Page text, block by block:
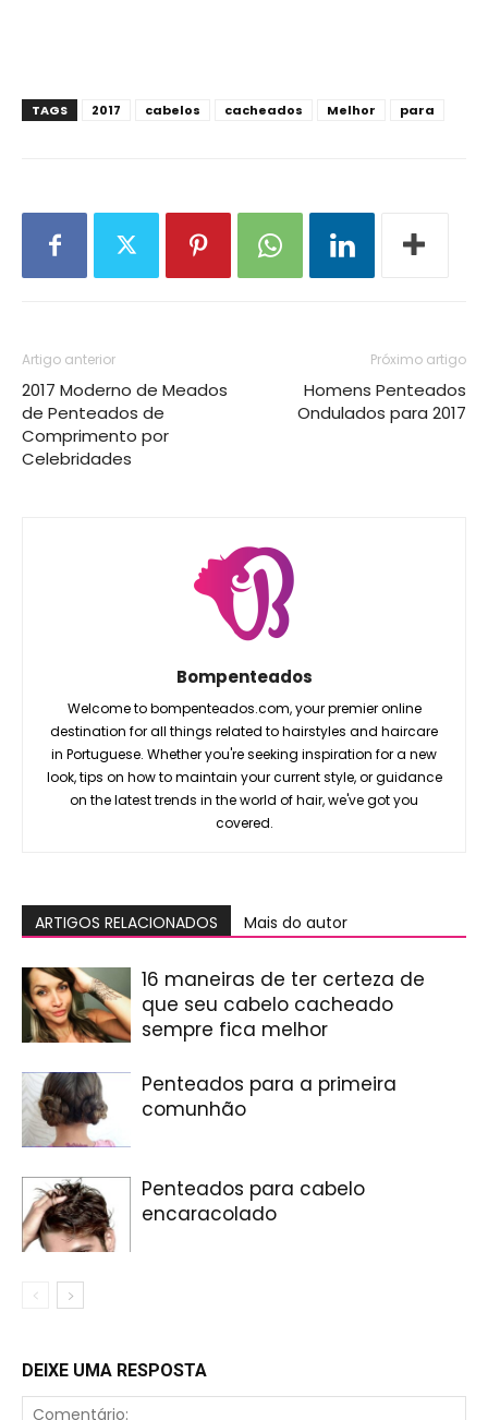
TAGS 2017 cabelos cacheados Melhor para
Artigo anterior
2017 Moderno de Meados
de Penteados de
Comprimento por
Celebridades
Próximo artigo
Homens Penteados
Ondulados para 2017
Bompenteados
Welcome to bompenteados.com, your premier online
destination for all things related to hairstyles and haircare
in Portuguese. Whether you're seeking inspiration for a new
look, tips on how to maintain your current style, or guidance
on the latest trends in the world of hair, we've got you
covered.
ARTIGOS RELACIONADOS Mais do autor
16 maneiras de ter certeza de
que seu cabelo cacheado
sempre fica melhor
Penteados para a primeira
comunhão
Penteados para cabelo
encaracolado
DEIXE UMA RESPOSTA